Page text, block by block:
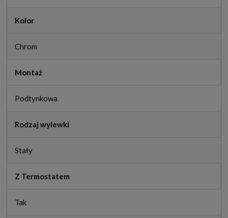
Kolor
Chrom
Montaż
Podtynkowa
Rodzaj wylewki
Stały
Z Termostatem
Tak